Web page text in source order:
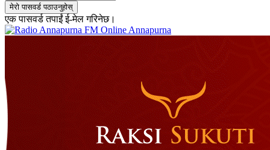
एक पासवर्ड तपाईं ई-मेल गरिनेछ।
Online Annapurna